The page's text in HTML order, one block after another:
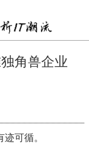
角兽企业
可循。